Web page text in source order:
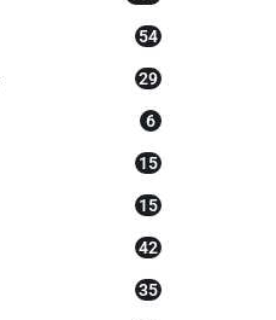
54
29
6
15
15
42
35